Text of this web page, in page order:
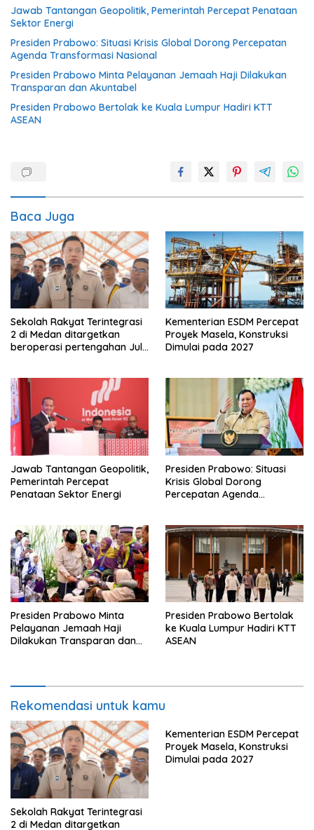
Jawab Tantangan Geopolitik, Pemerintah Percepat Penataan
Sektor Energi
Presiden Prabowo: Situasi Krisis Global Dorong Percepatan
Agenda Transformasi Nasional
Presiden Prabowo Minta Pelayanan Jemaah Haji Dilakukan
Transparan dan Akuntabel
Presiden Prabowo Bertolak ke Kuala Lumpur Hadiri KTT
ASEAN
Baca Juga
Sekolah Rakyat Terintegrasi
2 di Medan ditargetkan
beroperasi pertengahan Juli
Kementerian ESDM Percepat
Proyek Masela, Konstruksi
Dimulai pada 2027
Jawab Tantangan Geopolitik,
Pemerintah Percepat
Penataan Sektor Energi
Presiden Prabowo: Situasi
Krisis Global Dorong
Percepatan Agenda
Presiden Prabowo Minta
Pelayanan Jemaah Haji
Dilakukan Transparan dan
Presiden Prabowo Bertolak
ke Kuala Lumpur Hadiri KTT
ASEAN
Rekomendasi untuk kamu
Sekolah Rakyat Terintegrasi
2 di Medan ditargetkan
Kementerian ESDM Percepat
Proyek Masela, Konstruksi
Dimulai pada 2027